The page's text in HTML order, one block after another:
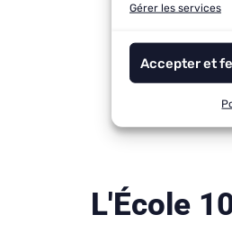
Gérer les services
Accepter et
L'École